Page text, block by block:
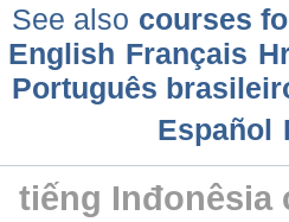
See also courses
English Français
Português
Еspañol
tiếng